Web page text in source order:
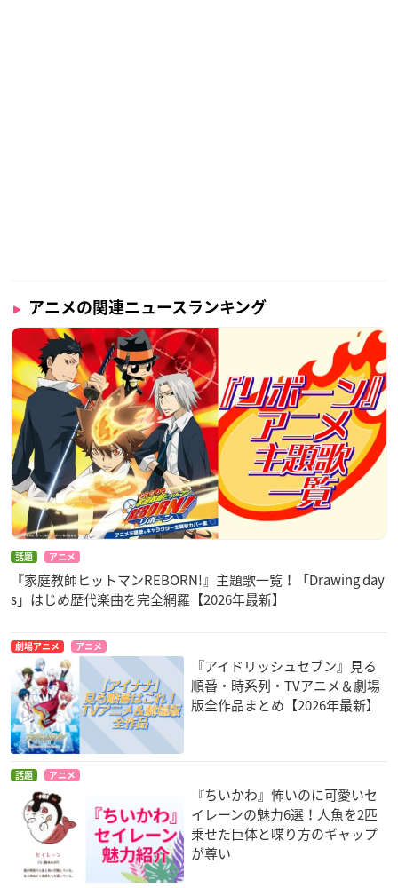
アニメの関連ニュースランキング
話題 アニメ
『家庭教師ヒットマンREBORN!』主題歌一覧！「Drawing day
s」はじめ歴代楽曲を完全網羅【2026年最新】
劇場アニメ アニメ
『アイドリッシュセブン』見る
順番・時系列・TVアニメ＆劇場
版全作品まとめ【2026年最新】
話題 アニメ
『ちいかわ』怖いのに可愛いセ
イレーンの魅力6選！人魚を2匹
乗せた巨体と喋り方のギャップ
が尊い